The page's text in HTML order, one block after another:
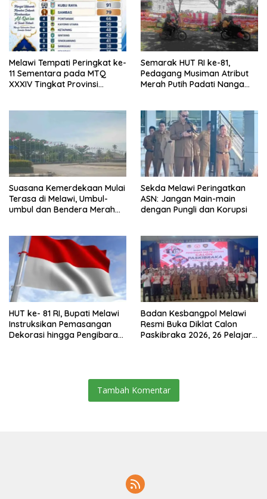
Melawi Tempati Peringkat ke-
11 Sementara pada MTQ
XXXIV Tingkat Provinsi
Semarak HUT RI ke-81,
Pedagang Musiman Atribut
Merah Putih Padati Nanga
Suasana Kemerdekaan Mulai
Terasa di Melawi, Umbul-
umbul dan Bendera Merah
Sekda Melawi Peringatkan
ASN: Jangan Main-main
dengan Pungli dan Korupsi
HUT ke- 81 RI, Bupati Melawi
Instruksikan Pemasangan
Dekorasi hingga Pengibaran
Badan Kesbangpol Melawi
Resmi Buka Diklat Calon
Paskibraka 2026, 26 Pelajar
Tambah Komentar